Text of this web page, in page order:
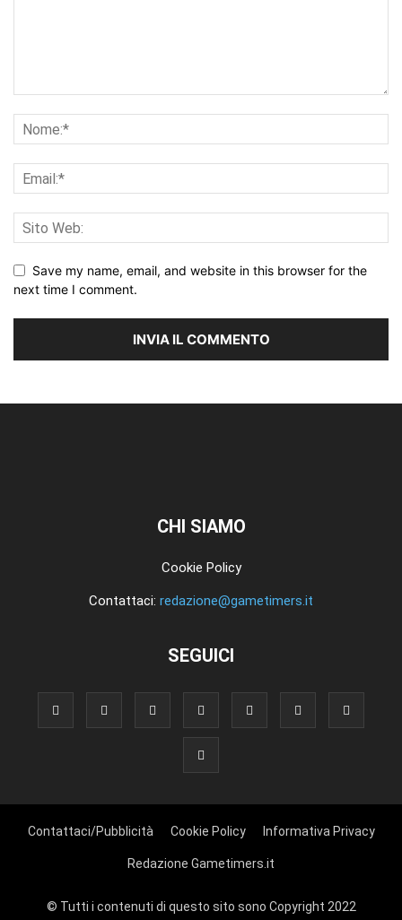
Save my name, email, and website in this browser for the
next time I comment.
CHI SIAMO
Cookie Policy
Contattaci: redazione@gametimers.it
SEGUICI
Contattaci/Pubblicità Cookie Policy Informativa Privacy
Redazione Gametimers.it
© Tutti i contenuti di questo sito sono Copyright 2022